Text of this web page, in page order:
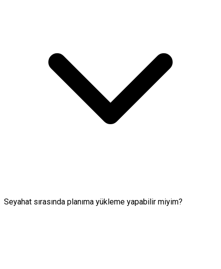
Seyahat sırasında planıma yükleme yapabilir miyim?